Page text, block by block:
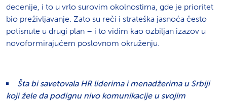
decenije, i to u vrlo surovim okolnostima, gde je prioritet
bio preživljavanje. Zato su reči i strateška jasnoća često
potisnute u drugi plan – i to vidim kao ozbiljan izazov u
novoformirajućem poslovnom okruženju.
Šta bi savetovala HR liderima i menadžerima u Srbiji
koji žele da podignu nivo komunikacije u svojim